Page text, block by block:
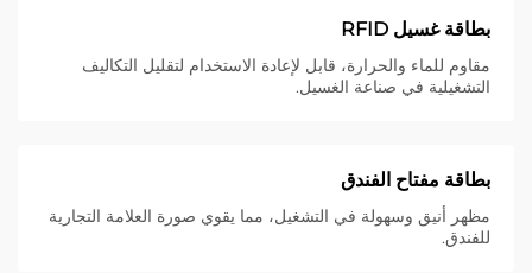
بطاقة غسيل RFID
مقاوم للماء والحرارة، قابل لإعادة الاستخدام لتقليل التكاليف
التشغيلية في صناعة الغسيل.
بطاقة مفتاح الفندق
مظهر أنيق وسهولة في التشغيل، مما يقوي صورة العلامة التجارية
للفندق.